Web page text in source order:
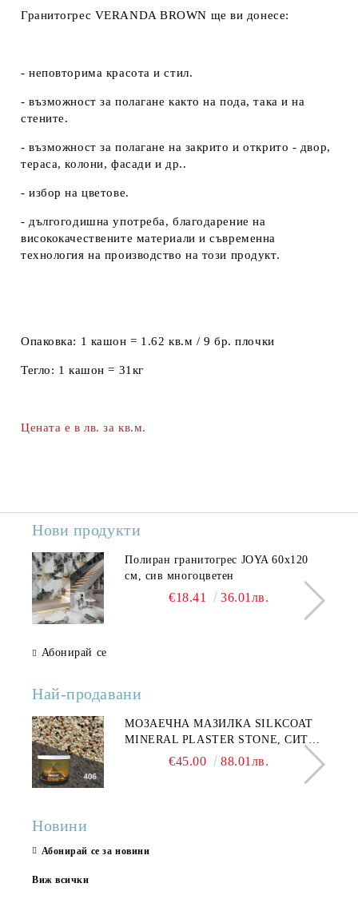
Гранитогрес VERANDA BROWN ще ви донесе:
- неповторима красота и стил.
- възможност за полагане както на пода, така и на
стените.
- възможност за полагане на закрито и открито - двор,
тераса, колони, фасади и др..
- избор на цветове.
- дългогодишна употреба, благодарение на
висококачествените материали и съвременна
технология на производство на този продукт.
Опаковка: 1 кашон = 1.62 кв.м / 9 бр. плочки
Тегло: 1 кашон = 31кг
Цената е в лв. за кв.м.
Нови продукти
Полиран гранитогрес JOYA 60x120
см, сив многоцветен
€18.41 36.01лв.
Абонирай се
Най-продавани
МОЗАЕЧНА МАЗИЛКА SILKCOAT
MINERAL PLASTER STONE, СИТЕН
КАМЪК 406 25КГ
€45.00 88.01лв.
Новини
Абонирай се за новини
Виж всички